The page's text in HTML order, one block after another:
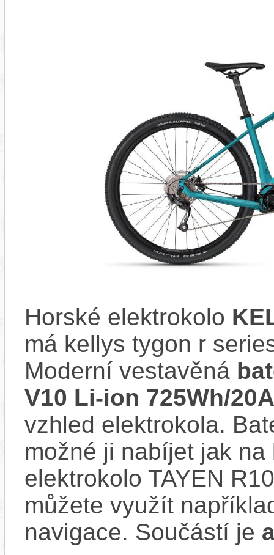
Horské elektrokolo
má kellys tygon r
Moderní vestavěná
V10 Li-ion 725Wh/
vzhled elektrokola.
možné ji nabíjet jak
elektrokolo TAYEN
můžete využít
navigace. Součástí je